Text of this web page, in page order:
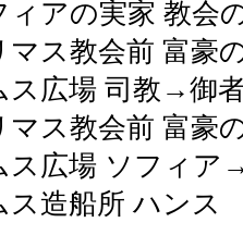
ィアの実家 教会
マス教会前 富豪
ス広場 司教→御
マス教会前 富豪
ス広場 ソフィア
ス造船所 ハンス